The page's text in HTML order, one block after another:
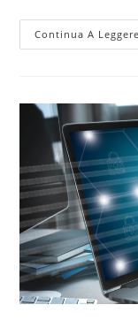
Continua A Leggere